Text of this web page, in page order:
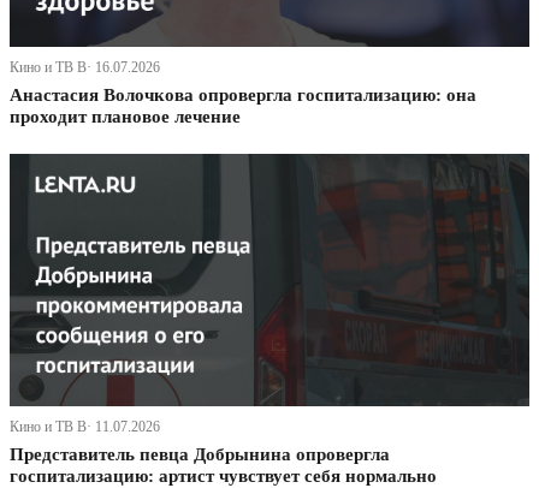
Кино и ТВ В· 16.07.2026
Анастасия Волочкова опровергла госпитализацию: она
проходит плановое лечение
Кино и ТВ В· 11.07.2026
Представитель певца Добрынина опровергла
госпитализацию: артист чувствует себя нормально